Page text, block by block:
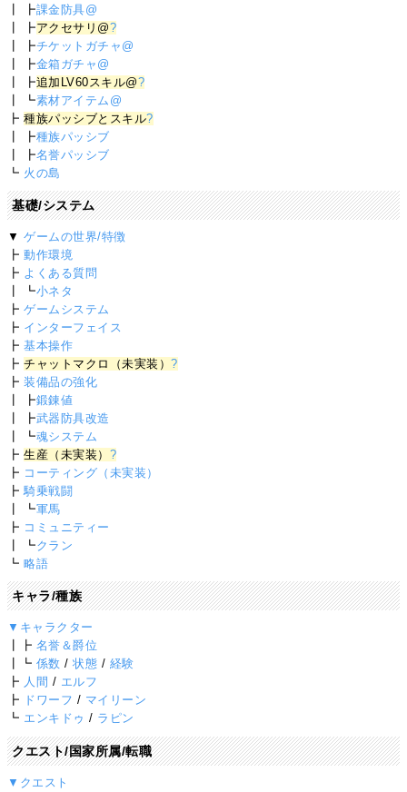
┃ ┣課金防具@
┃ ┣アクセサリ@?
┃ ┣チケットガチャ@
┃ ┣金箱ガチャ@
┃ ┣追加LV60スキル@?
┃ ┗素材アイテム@
┣種族パッシブとスキル?
┃ ┣種族パッシブ
┃ ┣名誉パッシブ
┗ 火の島
基礎/システム
▼ゲームの世界/特徴
┣動作環境
┣ よくある質問
┃ ┗小ネタ
┣ゲームシステム
┣ インターフェイス
┣基本操作
┣チャットマクロ（未実装）?
┣装備品の強化
┃ ┣鍛錬値
┃ ┣武器防具改造
┃ ┗魂システム
┣生産（未実装） ?
┣ コーティング（未実装）
┣騎乗戦闘
┃ ┗軍馬
┣ コミュニティー
┃ ┗クラン
┗略語
キャラ/種族
▼キャラクター
┃┣ 名誉＆爵位
┃┗ 係数 /状態 / 経験
┣ 人間 / エルフ
┣ ドワーフ / マイリーン
┗ エンキドゥ / ラピン
クエスト/国家所属/転職
▼クエスト